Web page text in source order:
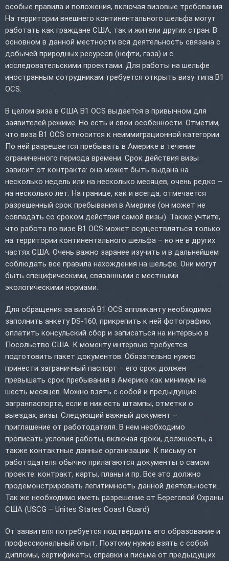
особые правила и положения, включая визовые требования.
На территории внешнего континентального шельфа могут
работать как граждане США, так и жители других стран. В
основном в данной местности вся деятельность связана с
добычей природных ресурсов (нефти, газа) и с
исследовательскими проектами. Для работы на шельфе
иностранным сотрудникам требуется открыть визу типа B1
OCS.
В целом виза в США B1 OCS выдается в привычном для
заявителей режиме. Но есть и свои особенности. Отметим,
что виза B1 OCS относится к неиммиграционной категории.
По ней разрешается пребывать в Америке в течение
ограниченного периода времени. Срок действия визы
зависит от контракта: она может быть выдана на
несколько недель или на несколько месяцев, очень редко –
на несколько лет. На границе, как и всегда, отмечается
разрешенный срок пребывания в Америке (он может не
совпадать со сроком действия самой визы). Также учтите,
что работа по визе B1 OCS может осуществляться только
на территории континентального шельфа – но не в других
частях США. Очень важно заранее изучить и в дальнейшем
соблюдать все правила нахождения на шельфе. Они могут
быть специфическими, связанными с местными
экологическими нормами.
Для обращения за визой B1 OCS аппликанту необходимо
заполнить анкету DS-160, прикрепить к ней фотографию,
оплатить консульский сбор и записаться на интервью в
Посольство США. К моменту интервью требуется
подготовить пакет документов. Обязательно нужно
принести заграничный паспорт – его срок должен
превышать срок пребывания в Америке как минимум на
шесть месяцев. Можно взять с собой и предыдущие
загранпаспорта, если в них есть штампы, отметки о
выездах, визы. Следующий важный документ –
приглашение от работодателя. В нем необходимо
прописать условия работы, включая сроки, должность, а
также контактные данные организации. К письму от
работодателя обычно прилагаются документы о самом
проекте: контракт, карты, планы и пр. Все это должно
продемонстрировать легитимность данной деятельности.
Так же необходимо иметь разрешение от Береговой Охраны
США (USCG – Unites States Coast Guard)
От заявителя потребуется подтвердить его образование и
профессиональный опыт. Поэтому нужно взять с собой
дипломы, сертификаты, справки и письма от предыдущих